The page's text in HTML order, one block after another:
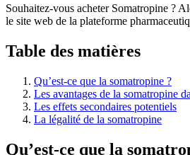
Souhaitez-vous acheter Somatropine ?
le site web de la plateforme
Table des matières
Qu’est-ce que la somatropine ?
Les avantages de la somatropine
Les effets secondaires potentiels
La légalité de la somatropine
Qu’est-ce que la